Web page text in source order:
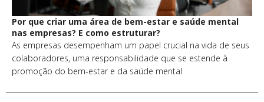
Por que criar uma área de bem-estar e saúde mental
nas empresas? E como estruturar?
As empresas desempenham um papel crucial na vida de seus
colaboradores, uma responsabilidade que se estende à
promoção do bem-estar e da saúde mental